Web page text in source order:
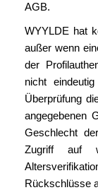
AGB.
WYYLDE hat
außer wenn
der
nicht
Überprüfung
angegebenen
Geschlecht
Zugriff auf
Rückschlüsse